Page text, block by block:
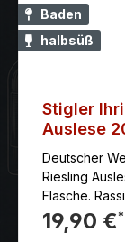
Baden
halbsüß
Stigler
Auslese
Deutscher
Riesling
Flasche.
perfektes
reifem Apfel
19,90 €*